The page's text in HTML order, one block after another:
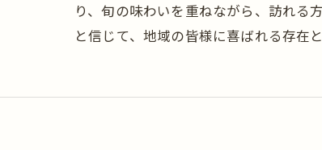
り、旬の味わいを重ねながら、訪れる
と信じて、地域の皆様に喜ばれる存在